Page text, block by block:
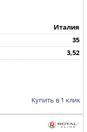
Италия
35
3,52
Купить в 1 клик